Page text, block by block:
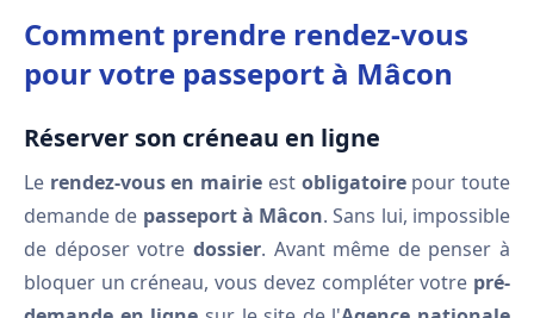
Comment prendre rendez-vous
pour votre passeport à Mâcon
Réserver son créneau en ligne
Le rendez-vous en mairie est obligatoirepour toute
demande de passeport à Mâcon. Sans lui, impossible
de déposer votre dossier. Avant même de penser à
bloquer un créneau, vous devez compléter votre pré-